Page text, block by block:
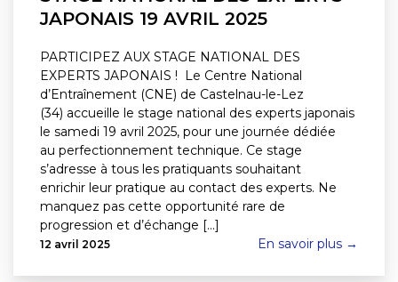
JAPONAIS 19 AVRIL 2025
PARTICIPEZ AUX STAGE NATIONAL DES
EXPERTS JAPONAIS ! Le Centre National
d’Entraînement (CNE) de Castelnau-le-Lez
(34) accueille le stage national des experts japonais
le samedi 19 avril 2025, pour une journée dédiée
au perfectionnement technique. Ce stage
s’adresse à tous les pratiquants souhaitant
enrichir leur pratique au contact des experts. Ne
manquez pas cette opportunité rare de
progression et d’échange [...]
12 avril 2025 En savoir plus →